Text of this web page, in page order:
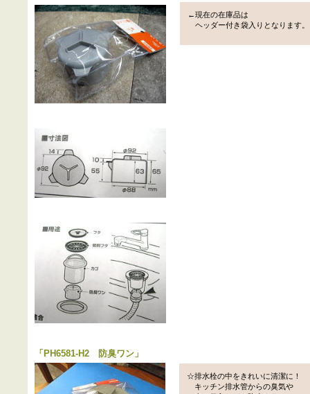
←現在の在庫品は
ヘッダー付き袋入りとなります。
「 PH6581-H2 防臭ワン 」
☆排水栓の中をきれいに清潔に！
キッチン排水管からの臭気や